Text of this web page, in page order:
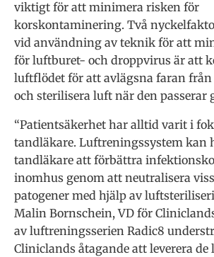
viktigt för att minimera risken för
korskontaminering. Två
vid användning av teknik för att
för luftburet- och droppvirus är att
luftflödet för att avlägsna faran
och sterilisera luft när den passerar
“Patientsäkerhet har alltid varit i
tandläkare. Luftreningssystem kan
tandläkare att förbättra
inomhus genom att neutralisera
patogener med hjälp av
Malin Bornschein, VD för
av luftreningsserien Radic8
Cliniclands åtagande att leverera